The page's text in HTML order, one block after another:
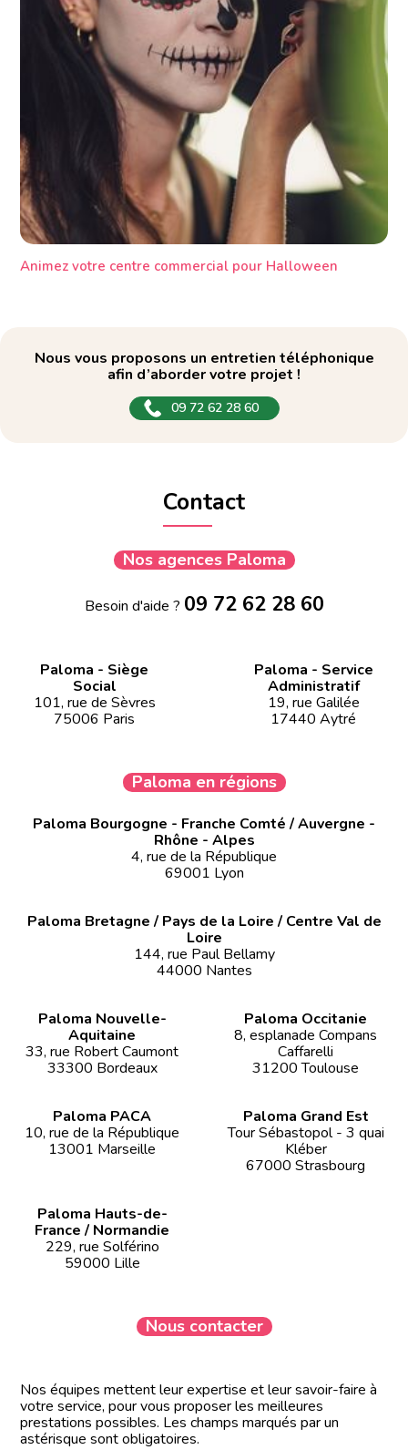
Animez votre centre commercial pour Halloween
Nous vous proposons un entretien téléphonique
afin d’aborder votre projet !
09 72 62 28 60
Contact
Nos agences Paloma
Besoin d'aide ? 09 72 62 28 60
Paloma - Siège
Social
101, rue de Sèvres
75006 Paris
Paloma - Service
Administratif
19, rue Galilée
17440 Aytré
Paloma en régions
Paloma Bourgogne - Franche Comté / Auvergne -
Rhône - Alpes
4, rue de la République
69001 Lyon
Paloma Bretagne / Pays de la Loire / Centre Val de
Loire
144, rue Paul Bellamy
44000 Nantes
Paloma Nouvelle-
Aquitaine
33, rue Robert Caumont
33300 Bordeaux
Paloma Occitanie
8, esplanade Compans
Caffarelli
31200 Toulouse
Paloma PACA
10, rue de la République
13001 Marseille
Paloma Grand Est
Tour Sébastopol - 3 quai
Kléber
67000 Strasbourg
Paloma Hauts-de-
France / Normandie
229, rue Solférino
59000 Lille
Nous contacter
Nos équipes mettent leur expertise et leur savoir-faire à
votre service, pour vous proposer les meilleures
prestations possibles. Les champs marqués par un
astérisque sont obligatoires.